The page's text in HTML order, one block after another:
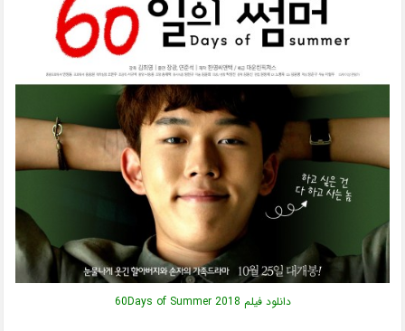
دانلود فیلم 60Days of Summer 2018